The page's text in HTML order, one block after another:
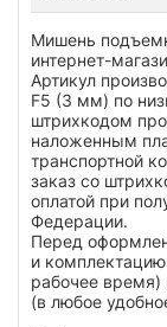
Мишень
интернет-
Артикул
F5 (3 мм) по
штрихкодом
наложенным
транспортной
заказ со
оплатой при
Федерации.
Перед
и
рабочее время)
(в любое